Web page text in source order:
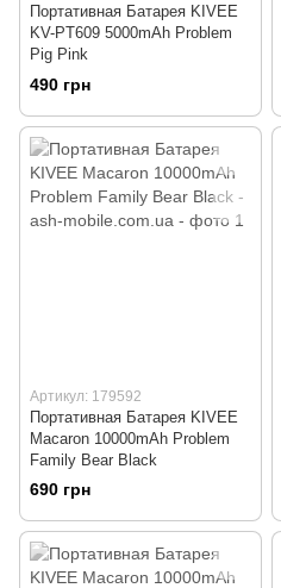
Портативная Батарея KIVEE
KV-PT609 5000mAh Problem
Pig Pink
490 грн
Артикул: 179592
Портативная Батарея KIVEE
Macaron 10000mAh Problem
Family Bear Black
690 грн